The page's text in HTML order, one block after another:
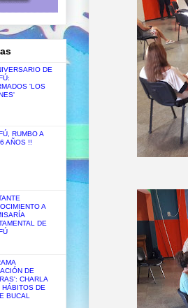
DE
'LOS
RUMBO A
AÑOS !!
A
DE
DE
CHARLA
HÁBITOS DE
BUCAL